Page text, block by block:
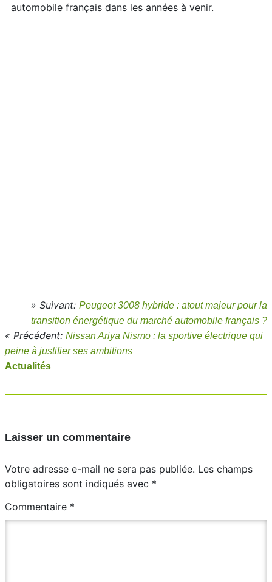
automobile français dans les années à venir.
» Suivant: Peugeot 3008 hybride : atout majeur pour la
transition énergétique du marché automobile français ?
« Précédent: Nissan Ariya Nismo : la sportive électrique qui
peine à justifier ses ambitions
Actualités
Laisser un commentaire
Votre adresse e-mail ne sera pas publiée. Les champs
obligatoires sont indiqués avec *
Commentaire *